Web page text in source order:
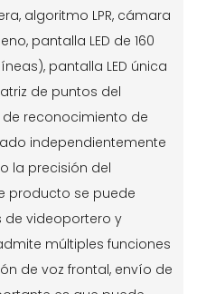
algoritmo LPR, cámara
pantalla LED de 160
pantalla LED única
de puntos del
reconocimiento de
independientemente
la precisión del
producto se puede
de videoportero y
múltiples funciones
de voz frontal, envío de